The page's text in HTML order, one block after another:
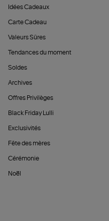
Idées Cadeaux
Carte Cadeau
Valeurs Sûres
Tendances du moment
Soldes
Archives
Offres Privilèges
Black Friday Lulli
Exclusivités
Fête des mères
Cérémonie
Noël